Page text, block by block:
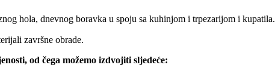
hola, dnevnog boravka u spoju sa kuhinjom i trpezarijom i kupatila.
završne obrade.
od čega možemo izdvojiti sljedeće: